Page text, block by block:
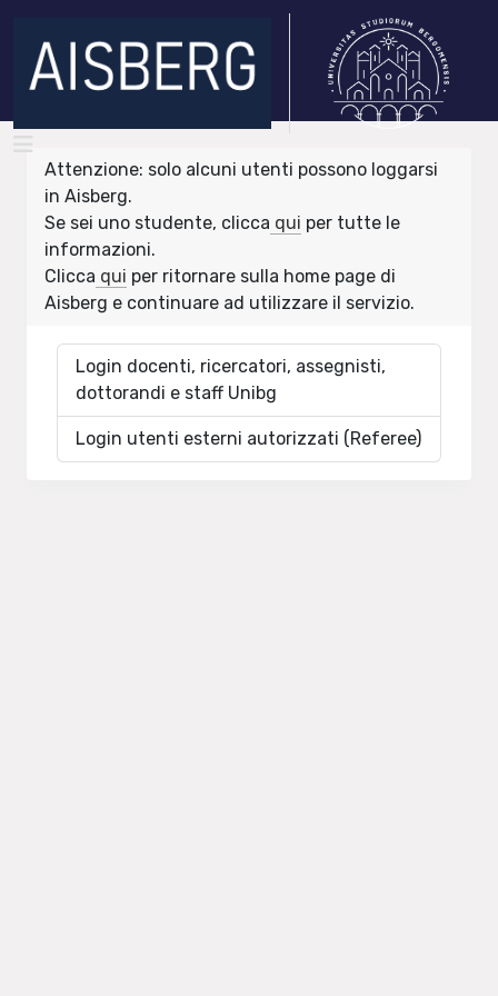
Attenzione: solo alcuni utenti possono loggarsi
in Aisberg.
Se sei uno studente, clicca qui per tutte le
informazioni.
Clicca qui per ritornare sulla home page di
Aisberg e continuare ad utilizzare il servizio.
Login docenti, ricercatori, assegnisti,
dottorandi e staff Unibg
Login utenti esterni autorizzati (Referee)